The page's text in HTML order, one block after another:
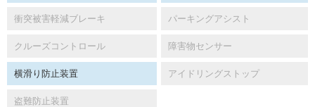
衝突被害軽減ブレーキ パーキングアシスト
クルーズコントロール 障害物センサー
横滑り防止装置 アイドリングストップ
盗難防止装置